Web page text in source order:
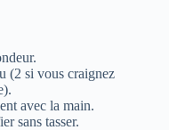
(2 si vous craignez
avec la main.
sans tasser.